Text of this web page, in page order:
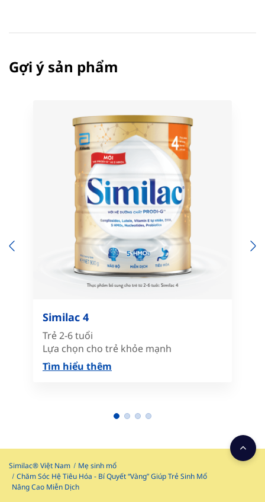
Gợi ý sản phẩm
Similac 4
Trẻ 2-6 tuổi
Lựa chọn cho trẻ khỏe mạnh
Tìm hiểu thêm
Similac® Việt Nam
Mẹ sinh mổ
Chăm Sóc Hệ Tiêu Hóa - Bí Quyết “Vàng” Giúp Trẻ Sinh Mổ
Nâng Cao Miễn Dịch